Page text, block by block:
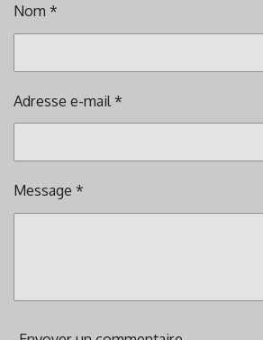
Nom *
Adresse e-mail *
Message *